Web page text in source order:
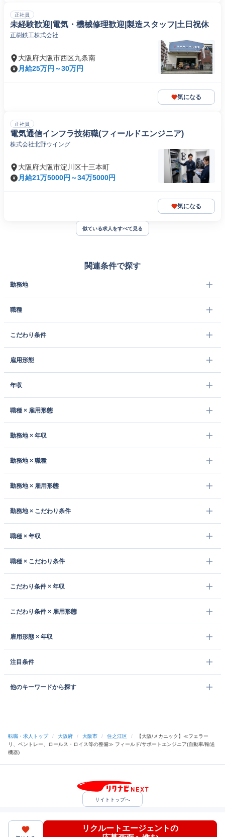
正社員
未経験歓迎|電気・機械修理歓迎|製造スタッフ|土日祝休
正樹鉄工株式会社
大阪府大阪市西区九条南
月給25万円～30万円
気になる
正社員
電気通信インフラ技術職(フィールドエンジニア)
株式会社北野ウイング
大阪府大阪市淀川区十三本町
月給21万5000円～34万5000円
気になる
似ている求人をすべて見る
関連条件で探す
勤務地
職種
こだわり条件
雇用形態
年収
職種 × 雇用形態
勤務地 × 年収
勤務地 × 職種
勤務地 × 雇用形態
勤務地 × こだわり条件
職種 × 年収
職種 × こだわり条件
こだわり条件 × 年収
こだわり条件 × 雇用形態
雇用形態 × 年収
注目条件
他のキーワードから探す
転職・求人トップ / 大阪府 / 大阪市 / 住之江区 /
【大阪/メカニック】≪フェラー
リ、ベントレー、ロールス・ロイス等の整備≫ フィールド/サポートエンジニア(自動車/輸送
機器)
リクルートエージェントの
サイトトップへ
中途採用をご検討の企業様
ヘルプ・お問い合わせ